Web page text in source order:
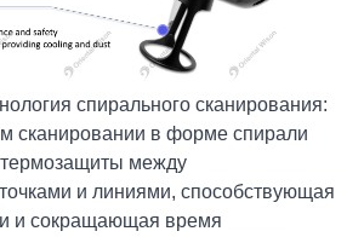
спирального сканирования:
сканировании в форме спирали
термозащиты между
и линиями, способствующая
и сокращающая время